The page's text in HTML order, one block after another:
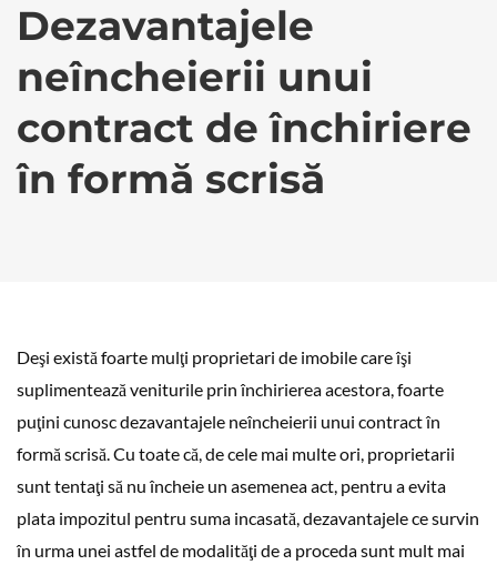
Dezavantajele
neîncheierii unui
contract de închiriere
în formă scrisă
Deşi există foarte mulţi proprietari de imobile care îşi
suplimentează veniturile prin închirierea acestora, foarte
puţini cunosc dezavantajele neîncheierii unui contract în
formă scrisă. Cu toate că, de cele mai multe ori, proprietarii
sunt tentaţi să nu încheie un asemenea act, pentru a evita
plata impozitul pentru suma incasată, dezavantajele ce survin
în urma unei astfel de modalităţi de a proceda sunt mult mai